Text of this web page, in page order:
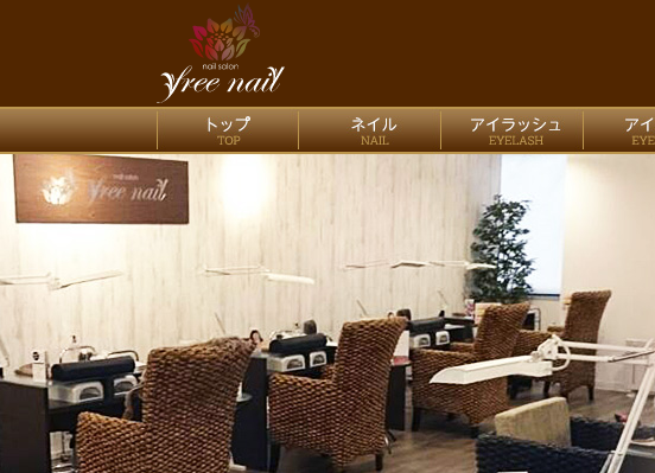
トップ ネイル